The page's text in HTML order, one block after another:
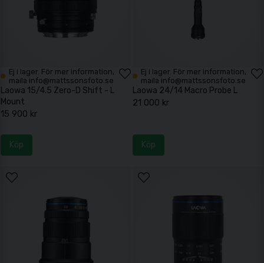
Ej i lager. För mer information,
maila info@mattssonsfoto.se
Laowa 15/4.5 Zero-D Shift - L
Mount
15 900 kr
Köp
Ej i lager. För mer information,
maila info@mattssonsfoto.se
Laowa 24/14 Macro Probe L
21 000 kr
Köp